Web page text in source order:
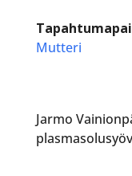
Mutteri
Jarmo